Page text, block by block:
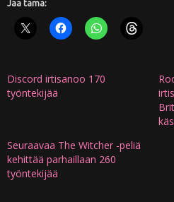
Jaa tämä:
Discord irtisanoo 170
työntekijää
Seuraavaa The Witcher -peliä
kehittää parhaillaan 260
työntekijää